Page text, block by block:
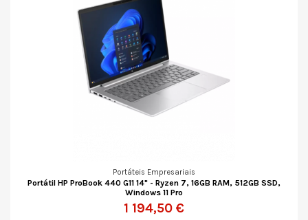
Portáteis Empresariais
Portátil HP ProBook 440 G11 14" - Ryzen 7, 16GB RAM, 512GB SSD,
Windows 11 Pro
1 194,50 €